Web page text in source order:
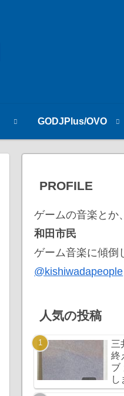
GODJPlus/OVO
PROFILE
ゲームの音楽とか
和田市民
ゲーム音楽に傾倒
@kishiwadapeople
人気の投稿
三
終
ブ
し